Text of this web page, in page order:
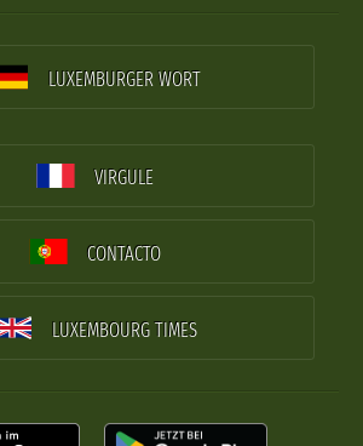
LUXEMBURGER WORT
VIRGULE
CONTACTO
LUXEMBOURG TIMES